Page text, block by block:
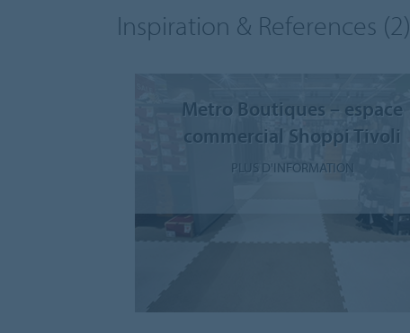
Inspiration & References (2)
Metro Boutiques – espace
commercial Shoppi Tivoli
PLUS D'INFORMATION